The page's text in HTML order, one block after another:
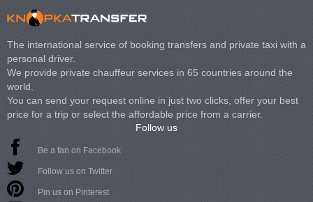
The international service of booking transfers and private taxi with a
personal driver.
We provide private chauffeur services in 65 countries around the
world.
You can send your request online in just two clicks, offer your best
price for a trip or select the affordable price from a carrier.
Follow us
Be a fan on Facebook
Follow us on Twitter
Pin us on Pinterest